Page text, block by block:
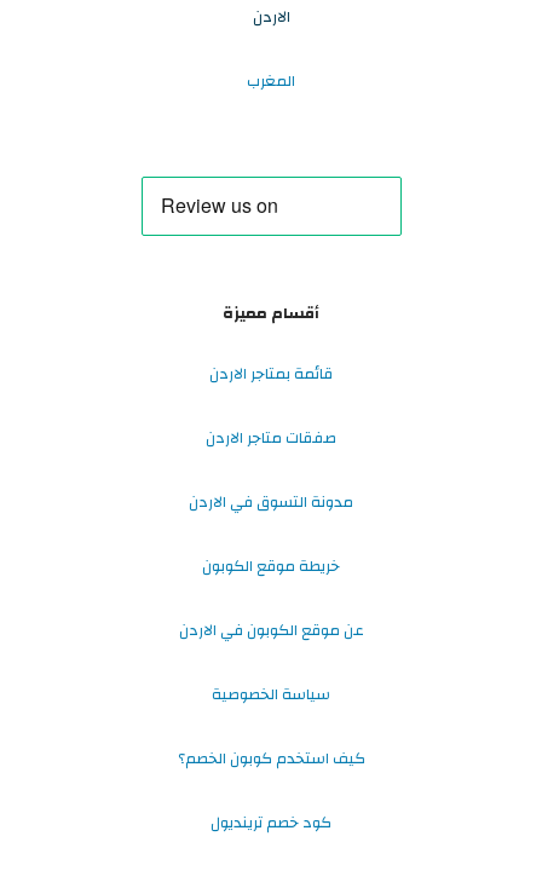
الاردن
المغرب
أقسام مميزة
قائمة بمتاجر الاردن
صفقات متاجر الاردن
مدونة التسوق في الاردن
خريطة موقع الكوبون
عن موقع الكوبون في الاردن
سياسة الخصوصية
كيف استخدم كوبون الخصم؟
كود خصم ترينديول